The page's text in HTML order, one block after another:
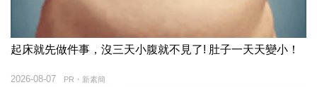
起床就先做件事，沒三天小腹就不見了! 肚子一天天變小！
PR・新素簡
2026-08-07